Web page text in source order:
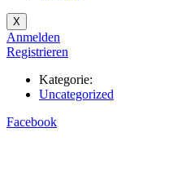
X
Anmelden
Registrieren
Kategorie:
Uncategorized
Facebook